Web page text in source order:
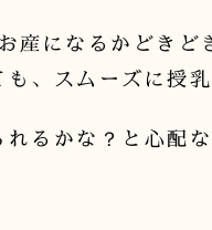
産になるかどきど
、スムーズに授
るかな？と心配